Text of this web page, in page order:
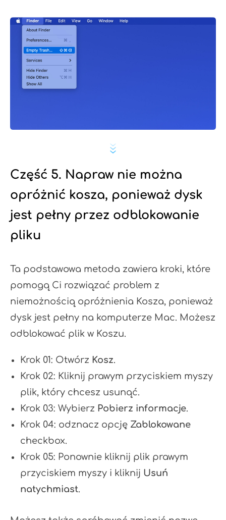
Część 5. Napraw nie można
opróżnić kosza, ponieważ dysk
jest pełny przez odblokowanie
pliku
Ta podstawowa metoda zawiera kroki, które
pomogą Ci rozwiązać problem z
niemożnością opróżnienia Kosza, ponieważ
dysk jest pełny na komputerze Mac. Możesz
odblokować plik w Koszu.
Krok 01: Otwórz Kosz.
Krok 02: Kliknij prawym przyciskiem myszy
plik, który chcesz usunąć.
Krok 03: Wybierz Pobierz informacje.
Krok 04: odznacz opcję Zablokowane
checkbox.
Krok 05: Ponownie kliknij plik prawym
przyciskiem myszy i kliknij Usuń
natychmiast.